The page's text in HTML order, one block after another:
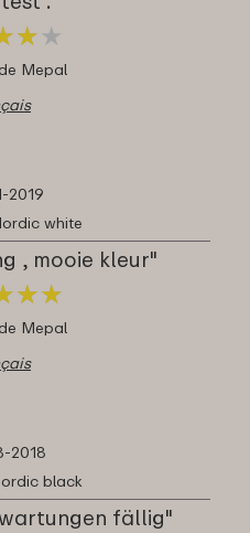
★ ★
★ ★
Mepal
2019
white
, mooie kleur"
★★
★★
Mepal
2018
black
fällig"